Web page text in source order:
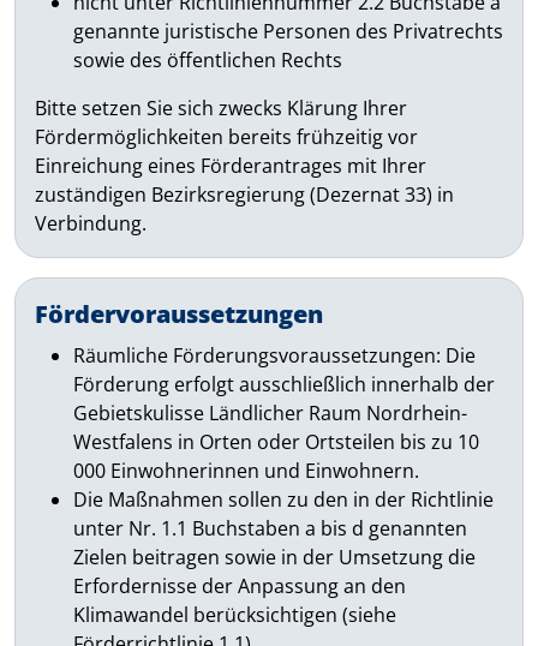
genannte juristische Personen des Privatrechts
sowie des öffentlichen Rechts
Bitte setzen Sie sich zwecks Klärung Ihrer
Fördermöglichkeiten bereits frühzeitig vor
Einreichung eines Förderantrages mit Ihrer
zuständigen Bezirksregierung (Dezernat 33) in
Verbindung.
Fördervoraussetzungen
Räumliche Förderungsvoraussetzungen: Die
Förderung erfolgt ausschließlich innerhalb der
Gebietskulisse Ländlicher Raum Nordrhein-
Westfalens in Orten oder Ortsteilen bis zu 10
000 Einwohnerinnen und Einwohnern.
Die Maßnahmen sollen zu den in der Richtlinie
unter Nr. 1.1 Buchstaben a bis d genannten
Zielen beitragen sowie in der Umsetzung die
Erfordernisse der Anpassung an den
Klimawandel berücksichtigen (siehe